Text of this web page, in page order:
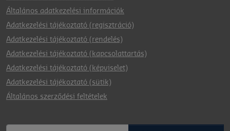
Általános adatkezelési információk
Adatkezelési tájékoztató (regisztráció)
Adatkezelési tájékoztató (rendelés)
Adatkezelési tájékoztató (kapcsolattartás)
Adatkezelési tájékoztató (képviselet)
Adatkezelési tájékoztató (sütik)
Általános szerződési feltételek